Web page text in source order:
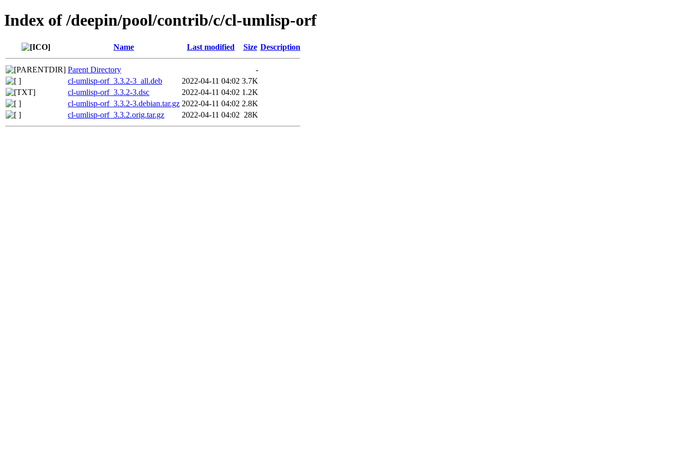
Index of /deepin/pool/contrib/c/cl-umlisp-orf
Name Last modified Size Description
Parent Directory
-
cl-umlisp-orf_3.3.2-3_all.deb
2022-04-11 04:02 3.7K
cl-umlisp-orf_3.3.2-3.dsc
2022-04-11 04:02 1.2K
cl-umlisp-orf_3.3.2-3.debian.tar.gz 2022-04-11 04:02 2.8K
cl-umlisp-orf_3.3.2.orig.tar.gz
2022-04-11 04:02 28K